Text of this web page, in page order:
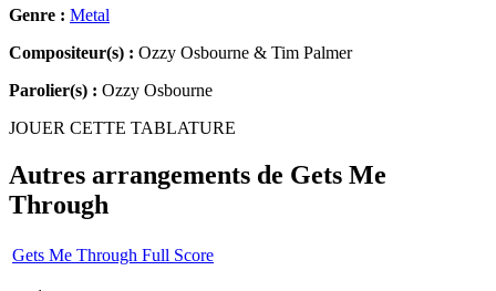
Genre : Metal
Compositeur(s) : Ozzy Osbourne & Tim Palmer
Parolier(s) : Ozzy Osbourne
JOUER CETTE TABLATURE
Autres arrangements de Gets Me
Through
Gets Me Through Full Score